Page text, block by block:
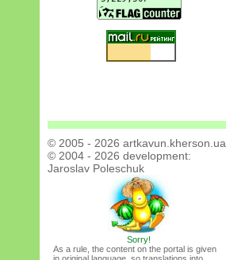
© 2005 - 2026 artkavun.kherson.ua
© 2004 - 2026 development:
Jaroslav Poleschuk
Sorry!
As a rule, the content on the portal is given